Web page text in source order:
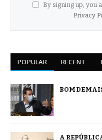
By signing up, you
Privacy
POPULAR RECENT
BOM
A